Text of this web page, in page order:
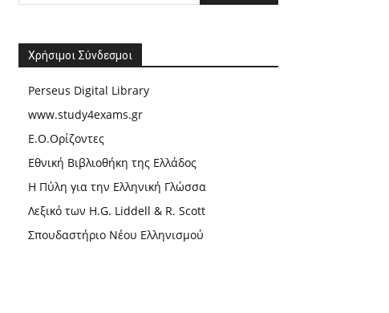
Χρήσιμοι Σύνδεσμοι
Perseus Digital Library
www.study4exams.gr
Ε.Ο.Ορίζοντες
Εθνική Βιβλιοθήκη της Ελλάδος
Η Πύλη για την Ελληνική Γλώσσα
Λεξικό των H.G. Liddell & R. Scott
Σπουδαστήριο Νέου Ελληνισμού